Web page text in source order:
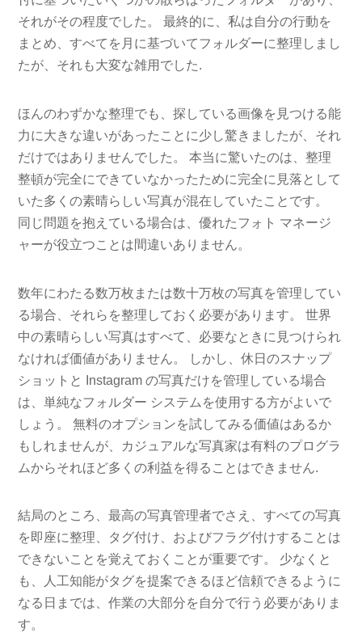
それがその程度でした。 最終的に、私は自分の行動を
まとめ、すべてを月に基づいてフォルダーに整理しまし
たが、それも大変な雑用でした.
ほんのわずかな整理でも、探している画像を見つける能
力に大きな違いがあったことに少し驚きましたが、それ
だけではありませんでした。 本当に驚いたのは、整理
整頓が完全にできていなかったために完全に見落として
いた多くの素晴らしい写真が混在していたことです。
同じ問題を抱えている場合は、優れたフォト マネージ
ャーが役立つことは間違いありません。
数年にわたる数万枚または数十万枚の写真を管理してい
る場合、それらを整理しておく必要があります。 世界
中の素晴らしい写真はすべて、必要なときに見つけられ
なければ価値がありません。 しかし、休日のスナップ
ショットと Instagram の写真だけを管理している場合
は、単純なフォルダー システムを使用する方がよいで
しょう。 無料のオプションを試してみる価値はあるか
もしれませんが、カジュアルな写真家は有料のプログラ
ムからそれほど多くの利益を得ることはできません.
結局のところ、最高の写真管理者でさえ、すべての写真
を即座に整理、タグ付け、およびフラグ付けすることは
できないことを覚えておくことが重要です。 少なくと
も、人工知能がタグを提案できるほど信頼できるように
なる日までは、作業の大部分を自分で行う必要がありま
す。